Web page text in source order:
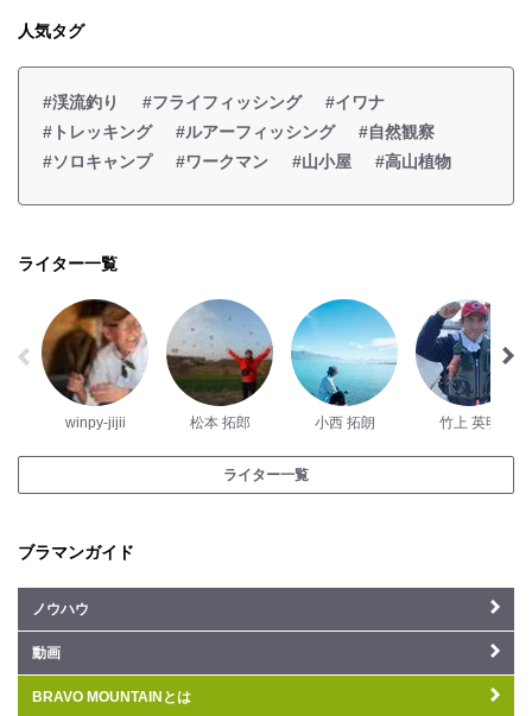
人気タグ
#渓流釣り #フライフィッシング
#イワナ
#トレッキング
#ルアーフィッシング
#自然観察
#ソロキャンプ
#ワークマン #山小屋 #高山植物
ライター一覧
winpy-jijii 松本 拓郎 小西 拓朗 竹上 英明
ライター一覧
ブラマンガイド
ノウハウ
動画
BRAVO MOUNTAINとは